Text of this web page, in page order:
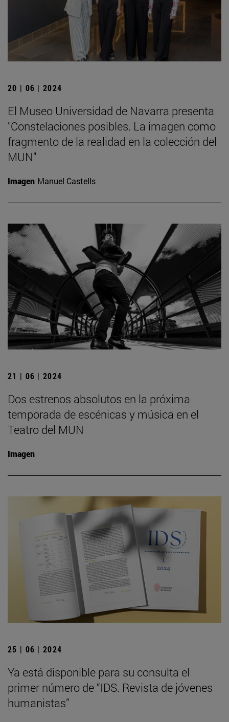
20 | 06 | 2024
El Museo Universidad de Navarra presenta
"Constelaciones posibles. La imagen como
fragmento de la realidad en la colección del
MUN"
Imagen Manuel Castells
21 | 06 | 2024
Dos estrenos absolutos en la próxima
temporada de escénicas y música en el
Teatro del MUN
Imagen
25 | 06 | 2024
Ya está disponible para su consulta el
primer número de “IDS. Revista de jóvenes
humanistas”